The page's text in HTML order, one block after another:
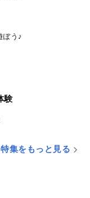
ぼう♪
験
集をもっと見る